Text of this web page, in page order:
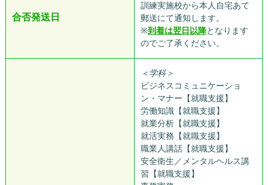
合否発送日
訓練実施校から本人自宅あて
郵送にて通知します。
※到着は翌日以降となります
のでご了承ください。
＜学科＞
ビジネスコミュニケーショ
ン・マナー【就職支援】
労働知識【就職支援】
就業分析【就職支援】
就活実務【就職支援】
職業人講話【就職支援】
安全衛生／メンタルヘルス講
習【就職支援】